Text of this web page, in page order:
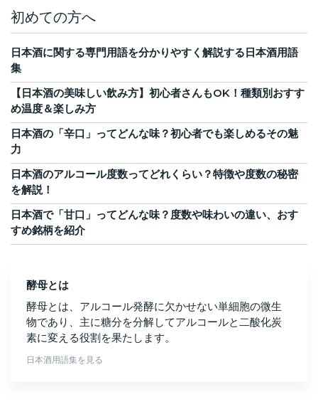
初めての方へ
日本酒に関する専門用語を分かりやすく解説する日本酒用語
集
【日本酒の美味しい飲み方】初心者さんもOK！種類別おすす
め温度＆楽しみ方
日本酒の「辛口」ってどんな味？初心者でも楽しめるその魅
力
日本酒のアルコール度数ってどれくらい？特徴や度数の秘密
を解説！
日本酒で「甘口」ってどんな味？度数や味わいの違い、おす
すめ銘柄を紹介
酵母とは
酵母とは、アルコール発酵に欠かせない単細胞の微生
物であり、主に糖分を分解してアルコールと二酸化炭
素に変える役割を果たします。
日本酒用語集を見る